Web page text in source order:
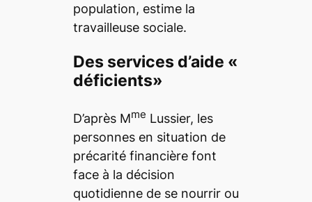
population, estime la
travailleuse sociale.
Des services d’aide «
déficients»
D’après Mme Lussier, les
personnes en situation de
précarité financière font
face à la décision
quotidienne de se nourrir ou